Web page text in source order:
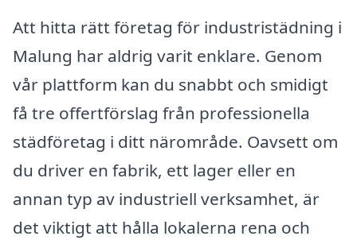
Att hitta rätt företag för industristädning i
Malung har aldrig varit enklare. Genom
vår plattform kan du snabbt och smidigt
få tre offertförslag från professionella
städföretag i ditt närområde. Oavsett om
du driver en fabrik, ett lager eller en
annan typ av industriell verksamhet, är
det viktigt att hålla lokalerna rena och